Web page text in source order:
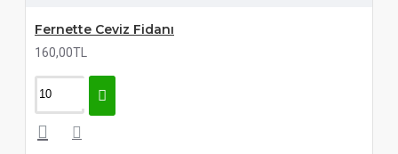
Fernette Ceviz Fidanı
160,00TL